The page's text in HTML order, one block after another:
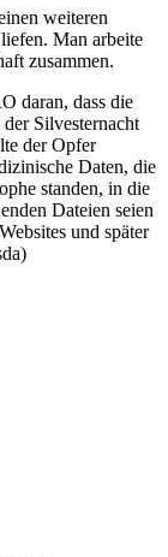
weiteren
Man arbeite
zusammen.
daran, dass die
Silvesternacht
der Opfer
Daten, die
standen, in die
Dateien seien
und später